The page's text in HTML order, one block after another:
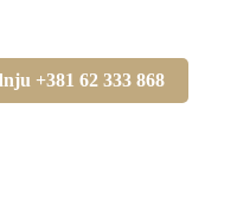
+381 62 333 868